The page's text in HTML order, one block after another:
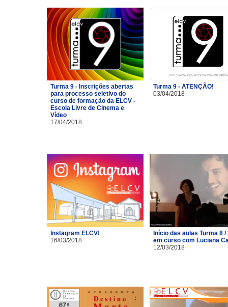
Turma 9 - Inscrições abertas
para processo seletivo do
curso de formação da ELCV -
Escola Livre de Cinema e
Vídeo
17/04/2018
Turma 9 - ATENÇÃO!
03/04/2018
Instagram ELCV!
16/03/2018
Início das aulas Turma 8 /
em curso com Luciana
12/03/2018